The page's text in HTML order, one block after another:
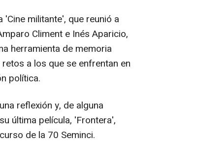
militante', que reunió a
Climent e Inés Aparicio,
herramienta de memoria
a los que se enfrentan en
política.
reflexión y, de alguna
última película, 'Frontera',
de la 70 Seminci.